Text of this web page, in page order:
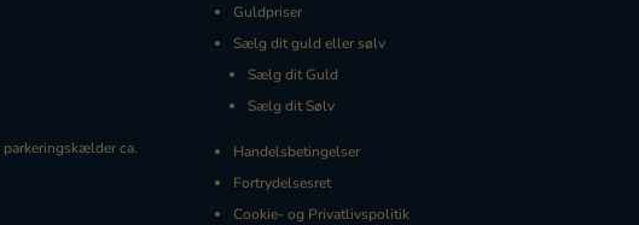
parkeringskælder ca.
Guldpriser
Sælg dit guld eller sølv
Sælg dit Guld
Sælg dit Sølv
Handelsbetingelser
Fortrydelsesret
Cookie- og Privatlivspolitik